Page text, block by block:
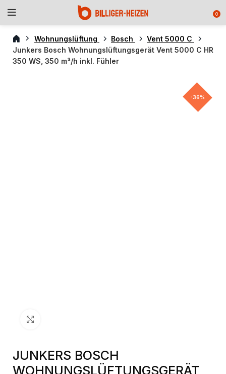
0
Wohnungslüftung Bosch
Vent 5000 C
Junkers Bosch Wohnungslüftungsgerät Vent 5000 C HR
350 WS, 350 m³/h inkl. Fühler
-36%
JUNKERS BOSCH
WOHNUNGSLÜFTUNGSGERÄT